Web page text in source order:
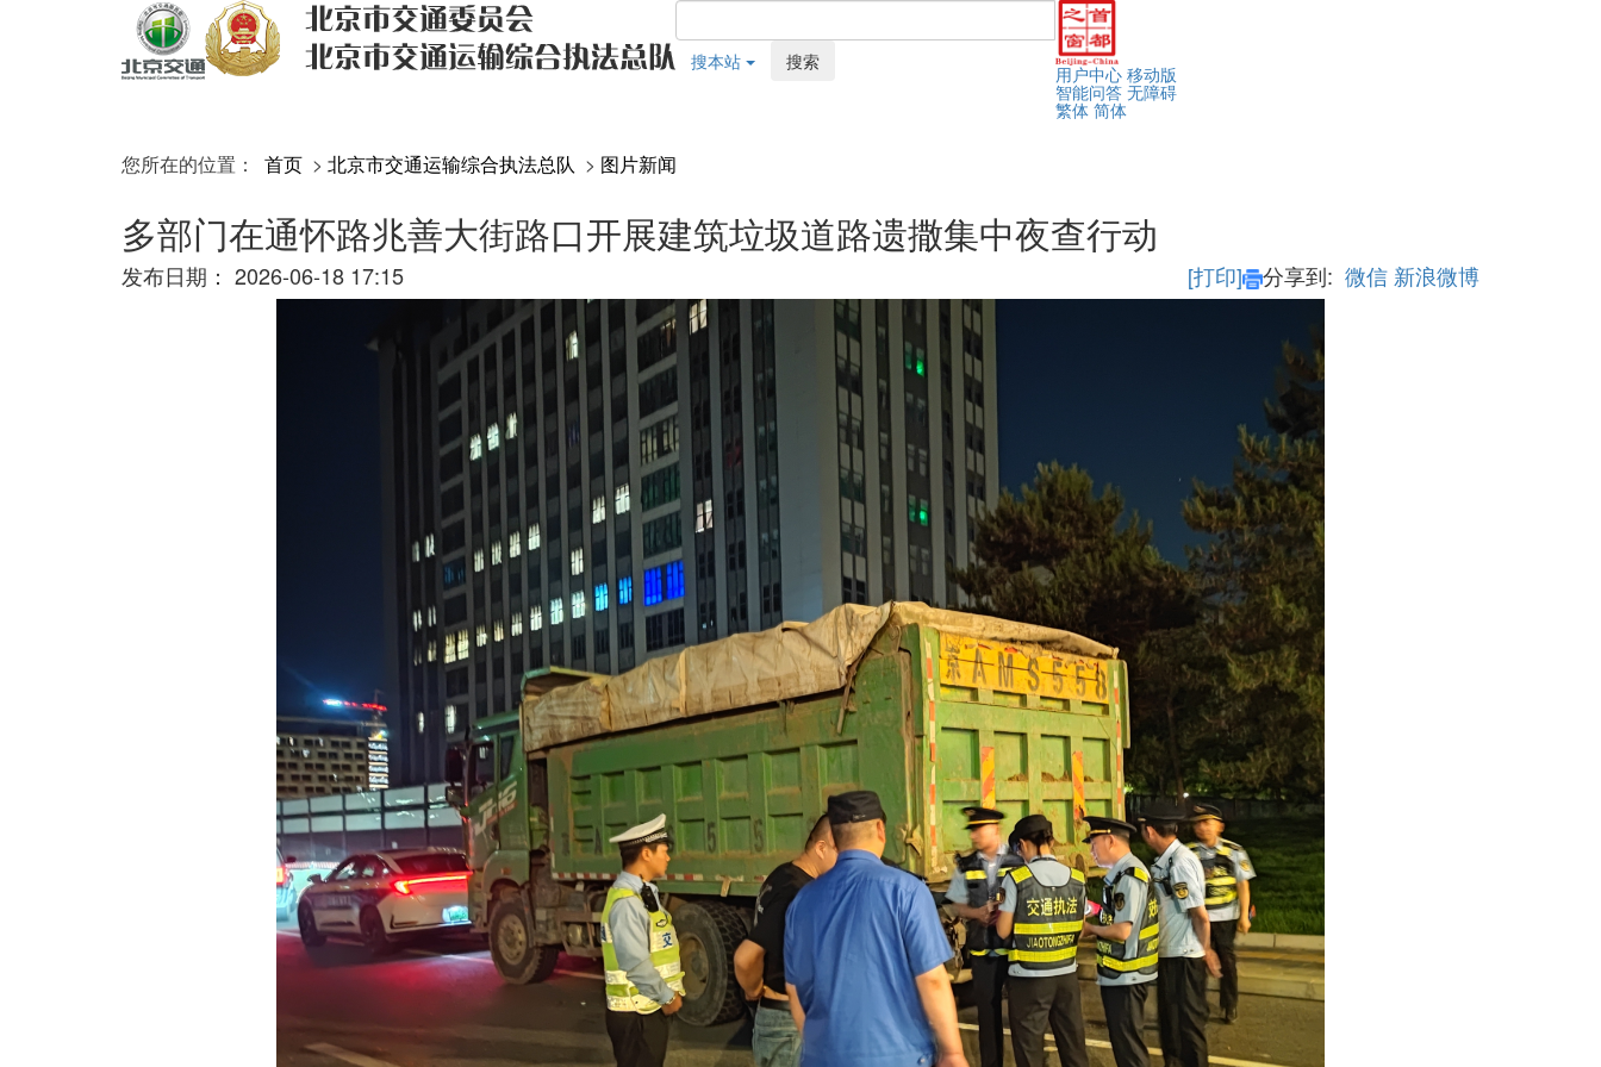
搜本站 搜索
用户中心 移动版
智能问答 无障碍
繁体 简体
您所在的位置： 首页 > 北京市交通运输综合执法总队 > 图片新闻
多部门在通怀路兆善大街路口开展建筑垃圾道路遗撒集中夜查行动
发布日期： 2026-06-18 17:15 [打印] 分享到: 微信 新浪微博